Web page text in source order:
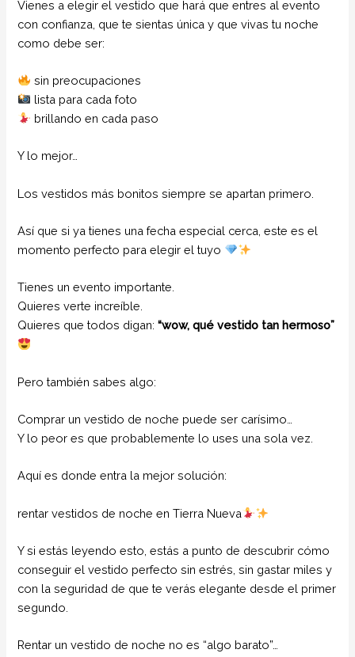
Vienes a elegir el vestido que hará que entres al evento
con confianza, que te sientas única y que vivas tu noche
como debe ser:
sin preocupaciones
lista para cada foto
brillando en cada paso
Y lo mejor…
Los vestidos más bonitos siempre se apartan primero.
Así que si ya tienes una fecha especial cerca, este es el
momento perfecto para elegir el tuyo
Tienes un evento importante.
Quieres verte increíble.
Quieres que todos digan:“wow, qué vestido tan hermoso”
Pero también sabes algo:
Comprar un vestido de noche puede ser carísimo…
Y lo peor es que probablemente lo uses una sola vez.
Aquí es donde entra la mejor solución:
rentar vestidos de noche en Tierra Nueva
Y si estás leyendo esto, estás a punto de descubrir cómo
conseguir el vestido perfecto sin estrés, sin gastar miles y
con la seguridad de que te verás elegante desde el primer
segundo.
Rentar un vestido de noche no es “algo barato”…